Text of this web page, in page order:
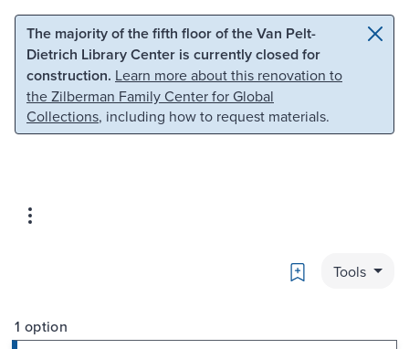
Skip to main content Skip to search
The majority of the fifth floor of the Van Pelt-
Dietrich Library Center is currently closed for
construction. Learn more about this renovation to
the Zilberman Family Center for Global
Collections, including how to request materials.
Bookmark
Tools
1 option